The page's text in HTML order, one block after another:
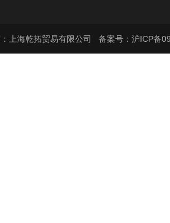
上海乾拓贸易有限公司 备案号：沪ICP备